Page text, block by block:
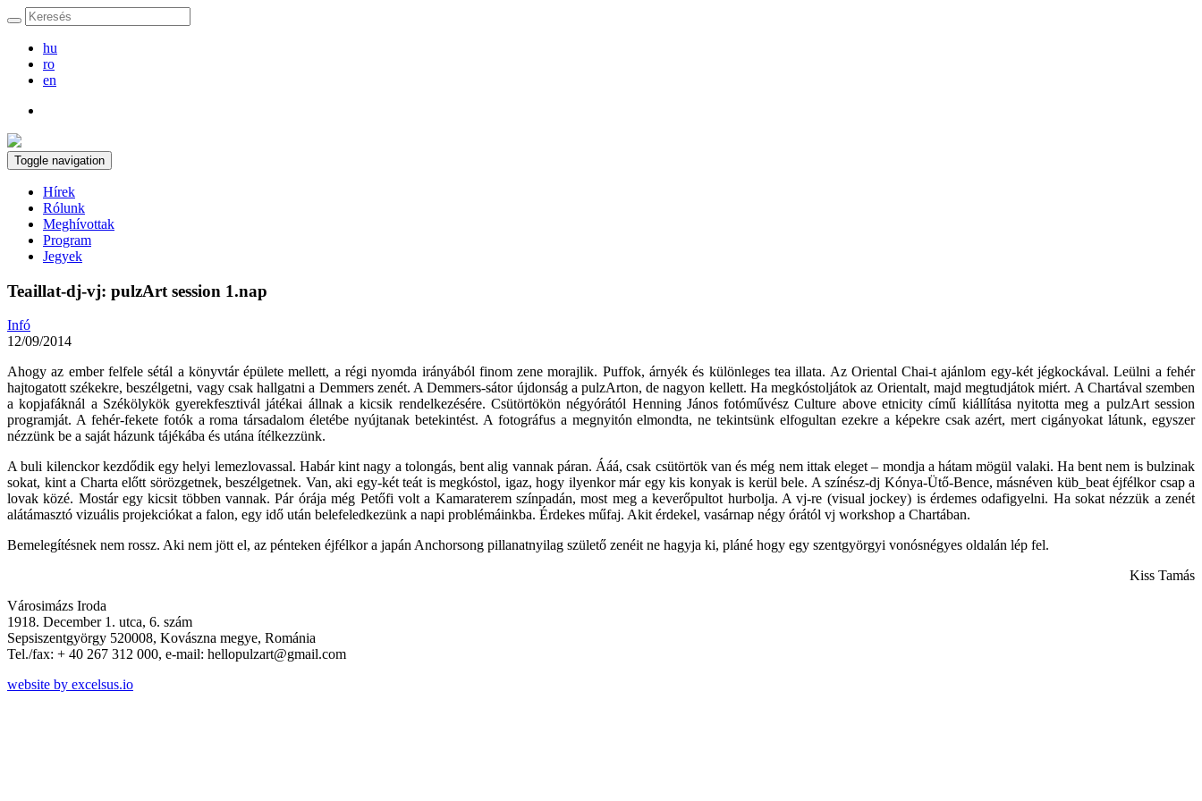
hu
ro
en
Toggle navigation
Hírek
Rólunk
Meghívottak
Program
Jegyek
Teaillat-dj-vj: pulzArt session 1.nap
Infó
12/09/2014
Ahogy az ember felfele sétál a könyvtár épülete mellett, a régi nyomda irányából finom zene morajlik. Puffok, árnyék és különleges tea illata. Az Oriental Chai-t ajánlom egy-két jégkockával. Leülni a fehér
hajtogatott székekre, beszélgetni, vagy csak hallgatni a Demmers zenét. A Demmers-sátor újdonság a pulzArton, de nagyon kellett. Ha megkóstoljátok az Orientalt, majd megtudjátok miért. A Chartával szemben
a kopjafáknál a Székölykök gyerekfesztivál játékai állnak a kicsik rendelkezésére. Csütörtökön négyórától Henning János fotóművész Culture above etnicity című kiállítása nyitotta meg a pulzArt session
programját. A fehér-fekete fotók a roma társadalom életébe nyújtanak betekintést. A fotográfus a megnyitón elmondta, ne tekintsünk elfogultan ezekre a képekre csak azért, mert cigányokat látunk, egyszer
nézzünk be a saját házunk tájékába és utána ítélkezzünk.
A buli kilenckor kezdődik egy helyi lemezlovassal. Habár kint nagy a tolongás, bent alig vannak páran. Ááá, csak csütörtök van és még nem ittak eleget – mondja a hátam mögül valaki. Ha bent nem is bulzinak
sokat, kint a Charta előtt sörözgetnek, beszélgetnek. Van, aki egy-két teát is megkóstol, igaz, hogy ilyenkor már egy kis konyak is kerül bele. A színész-dj Kónya-Ütő-Bence, másnéven küb_beat éjfélkor csap a
lovak közé. Mostár egy kicsit többen vannak. Pár órája még Petőfi volt a Kamaraterem színpadán, most meg a keverőpultot hurbolja. A vj-re (visual jockey) is érdemes odafigyelni. Ha sokat nézzük a zenét
alátámasztó vizuális projekciókat a falon, egy idő után belefeledkezünk a napi problémáinkba. Érdekes műfaj. Akit érdekel, vasárnap négy órától vj workshop a Chartában.
Bemelegítésnek nem rossz. Aki nem jött el, az pénteken éjfélkor a japán Anchorsong pillanatnyilag születő zenéit ne hagyja ki, pláné hogy egy szentgyörgyi vonósnégyes oldalán lép fel.
Kiss Tamás
Városimázs Iroda
1918. December 1. utca, 6. szám
Sepsiszentgyörgy 520008, Kovászna megye, Románia
Tel./fax: + 40 267 312 000, e-mail: hellopulzart@gmail.com
website by excelsus.io